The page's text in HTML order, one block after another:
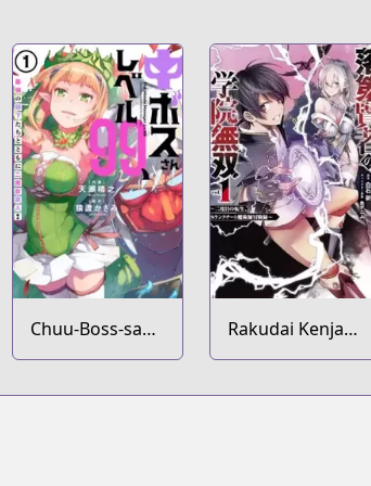
Chuu-Boss-san
Level 99,
Rakudai Kenja
no Gakuin